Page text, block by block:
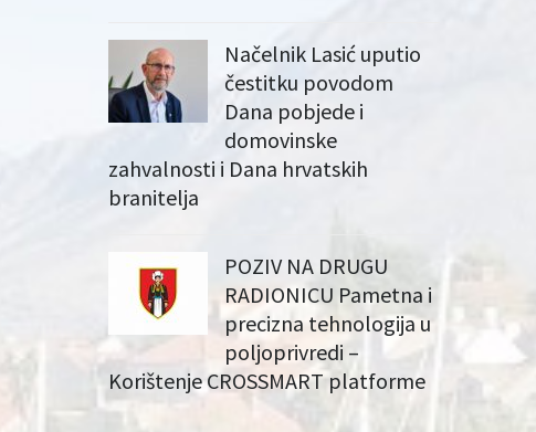
Načelnik Lasić uputio
čestitku povodom
Dana pobjede i
domovinske
zahvalnosti i Dana hrvatskih
branitelja
POZIV NA DRUGU
RADIONICU Pametna i
precizna tehnologija u
poljoprivredi –
Korištenje CROSSMART platforme